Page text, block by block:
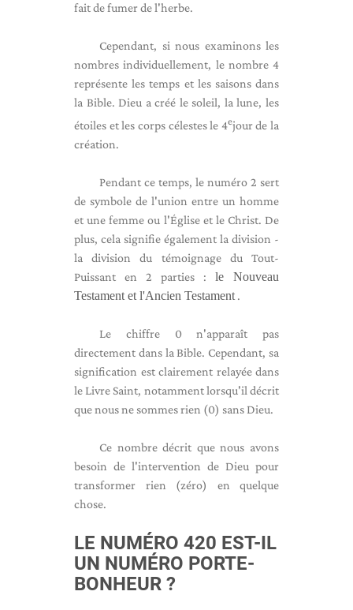
fait de fumer de l'herbe.
Cependant, si nous examinons les
nombres individuellement, le nombre 4
représente les temps et les saisons dans
la Bible. Dieu a créé le soleil, la lune, les
étoiles et les corps célestes le 4ejour de la
création.
Pendant ce temps, le numéro 2 sert
de symbole de l'union entre un homme
et une femme ou l'Église et le Christ. De
plus, cela signifie également la division -
la division du témoignage du Tout-
Puissant en 2 parties : le Nouveau
Testament et l'Ancien Testament .
Le chiffre 0 n'apparaît pas
directement dans la Bible. Cependant, sa
signification est clairement relayée dans
le Livre Saint, notamment lorsqu'il décrit
que nous ne sommes rien (0) sans Dieu.
Ce nombre décrit que nous avons
besoin de l'intervention de Dieu pour
transformer rien (zéro) en quelque
chose.
LE NUMÉRO 420 EST-IL
UN NUMÉRO PORTE-
BONHEUR ?